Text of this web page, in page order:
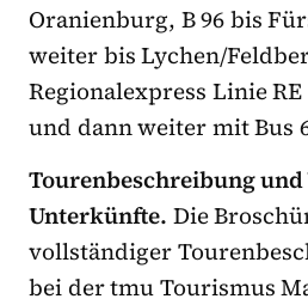
Oranienburg, B 96 bis
weiter bis Lychen/
Regionalexpress Linie
und dann weiter mit Bus
Tourenbeschreibung
Unterkünfte. Die
vollständiger
bei der tmu Tourismus